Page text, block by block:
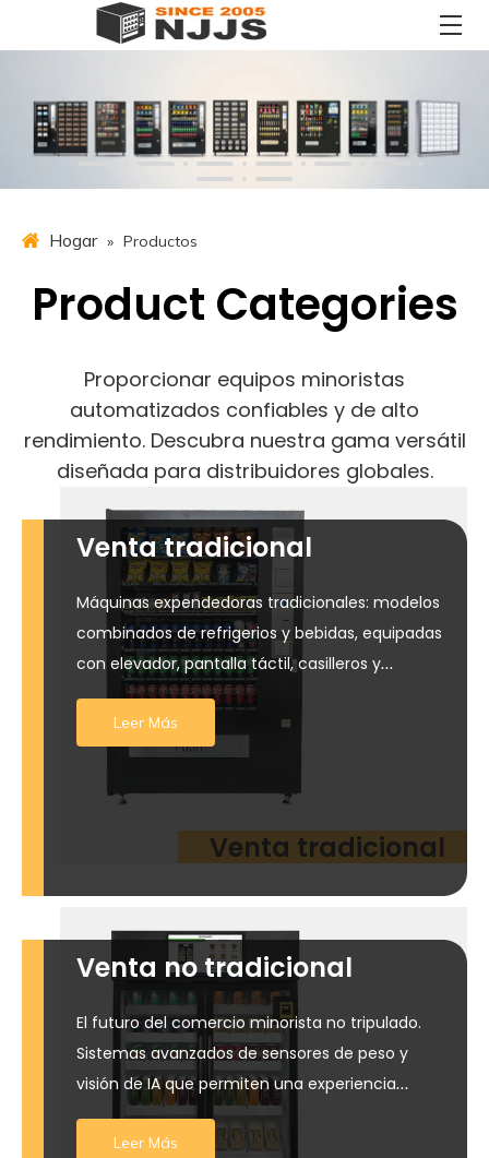
Hogar » Productos
Product Categories
Proporcionar equipos minoristas
automatizados confiables y de alto
rendimiento. Descubra nuestra gama versátil
diseñada para distribuidores globales.
Venta tradicional
Venta tradicional
Máquinas expendedoras tradicionales: modelos
combinados de refrigerios y bebidas, equipadas
con elevador, pantalla táctil, casilleros y
opciones económicas para todas las
necesidades comerciales
Leer Más
Venta no tradicional
El futuro del comercio minorista no tripulado.
Sistemas avanzados de sensores de peso y
visión de IA que permiten una experiencia
perfecta de "grab-and-go" para comidas
frescas, alimentos congelados y productos
Leer Más